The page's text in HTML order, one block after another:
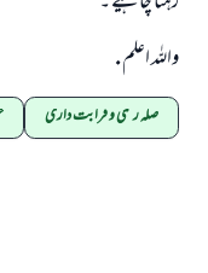
واللہ اعلم .
صلہ رحمی و قرابت داری